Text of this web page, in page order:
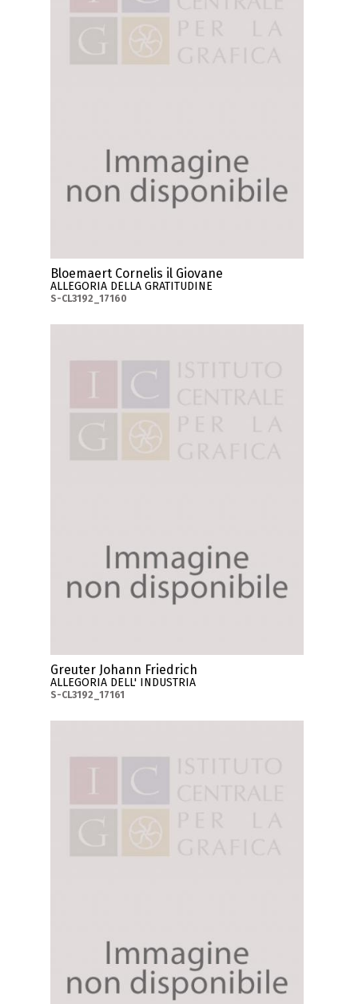
Bloemaert Cornelis il Giovane
ALLEGORIA DELLA GRATITUDINE
S-CL3192_17160
Greuter Johann Friedrich
ALLEGORIA DELL' INDUSTRIA
S-CL3192_17161